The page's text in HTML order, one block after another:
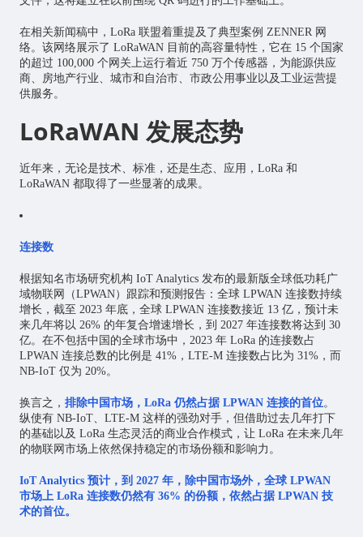
在相关新闻稿中，LoRa 联盟着重提及了典型案例 ZENNER 网
络。该网络展示了 LoRaWAN 目前的高容量特性，它在 15 个国家
的超过 100,000 个网关上运行着近 750 万个传感器，为能源供应
商、房地产行业、城市和自治市、市政公用事业以及工业运营提
供服务。
LoRaWAN 发展态势
近年来，无论是技术、标准，还是生态、应用，LoRa 和
LoRaWAN 都取得了一些显著的成果。
连接数
根据知名市场研究机构 IoT Analytics 发布的最新版全球低功耗广
域物联网（LPWAN）跟踪和预测报告：全球 LPWAN 连接数持续
增长，截至 2023 年底，全球 LPWAN 连接数接近 13 亿，预计未
来几年将以 26% 的年复合增速增长，到 2027 年连接数将达到 30
亿。在不包括中国的全球市场中，2023 年 LoRa 的连接数占
LPWAN 连接总数的比例是 41%，LTE-M 连接数占比为 31%，而
NB-IoT 仅为 20%。
换言之， 排除中国市场，LoRa 仍然占据 LPWAN 连接的首位。
纵使有 NB-IoT、LTE-M 这样的强劲对手，但借助过去几年打下
的基础以及 LoRa 生态灵活的商业合作模式，让 LoRa 在未来几年
的物联网市场上依然保持稳定的市场份额和影响力。
IoT Analytics 预计，到 2027 年，除中国市场外，全球 LPWAN
市场上 LoRa 连接数仍然有 36% 的份额，依然占据 LPWAN 技
术的首位。